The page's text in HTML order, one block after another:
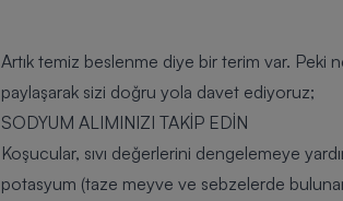
Artık temiz beslenme diye bir terim var. Peki
paylaşarak sizi doğru yola davet ediyoruz;
SODYUM ALIMINIZI TAKİP EDİN
Koşucular, sıvı değerlerini dengelemeye
potasyum (taze meyve ve sebzelerde